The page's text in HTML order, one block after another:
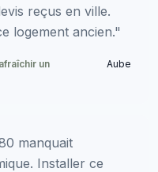
reçus en ville.
logement ancien."
un
Aube
manquait
Installer ce